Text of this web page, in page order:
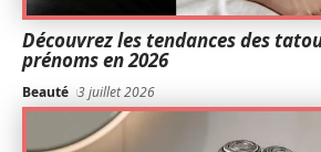
Découvrez les tendances des
prénoms en 2026
Beauté 3 juillet 2026